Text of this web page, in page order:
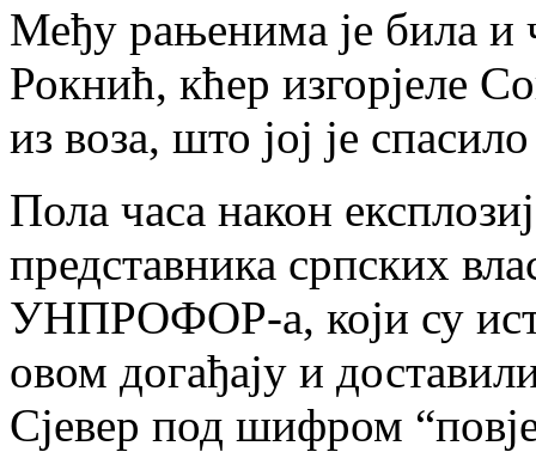
Међу рањенима је била и
Рокнић, кћер изгорјеле
из воза, што јој је
Пола часа након
представника српских
УНПРОФОР-а, који су
овом догађају и
Сјевер под шифром